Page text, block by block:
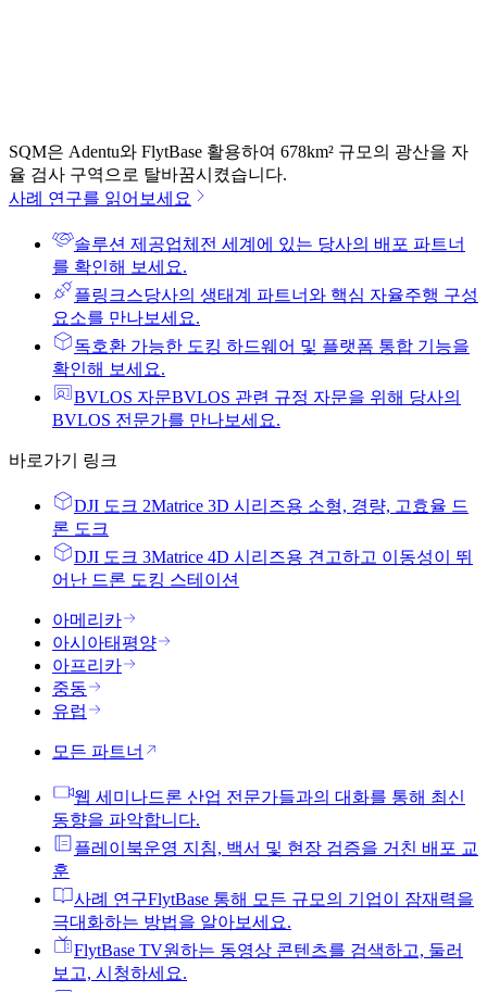
SQM은 Adentu와 FlytBase 활용하여 678km² 규모의 광산을 자
율 검사 구역으로 탈바꿈시켰습니다.
사례 연구를 읽어보세요
솔루션 제공업체 전 세계에 있는 당사의 배포 파트너
를 확인해 보세요.
플링크스당사의 생태계 파트너와 핵심 자율주행 구성
요소를 만나보세요.
독호환 가능한 도킹 하드웨어 및 플랫폼 통합 기능을
확인해 보세요.
BVLOS 자문BVLOS 관련 규정 자문을 위해 당사의
BVLOS 전문가를 만나보세요.
바로가기 링크
DJI 도크 2Matrice 3D 시리즈용 소형, 경량, 고효율 드
론 도크
DJI 도크 3Matrice 4D 시리즈용 견고하고 이동성이 뛰
어난 드론 도킹 스테이션
아메리카
아시아태평양
아프리카
중동
유럽
모든 파트너
웹 세미나드론 산업 전문가들과의 대화를 통해 최신
동향을 파악합니다.
플레이북운영 지침, 백서 및 현장 검증을 거친 배포 교
훈
사례 연구FlytBase 통해 모든 규모의 기업이 잠재력을
극대화하는 방법을 알아보세요.
FlytBase TV원하는 동영상 콘텐츠를 검색하고, 둘러
보고, 시청하세요.